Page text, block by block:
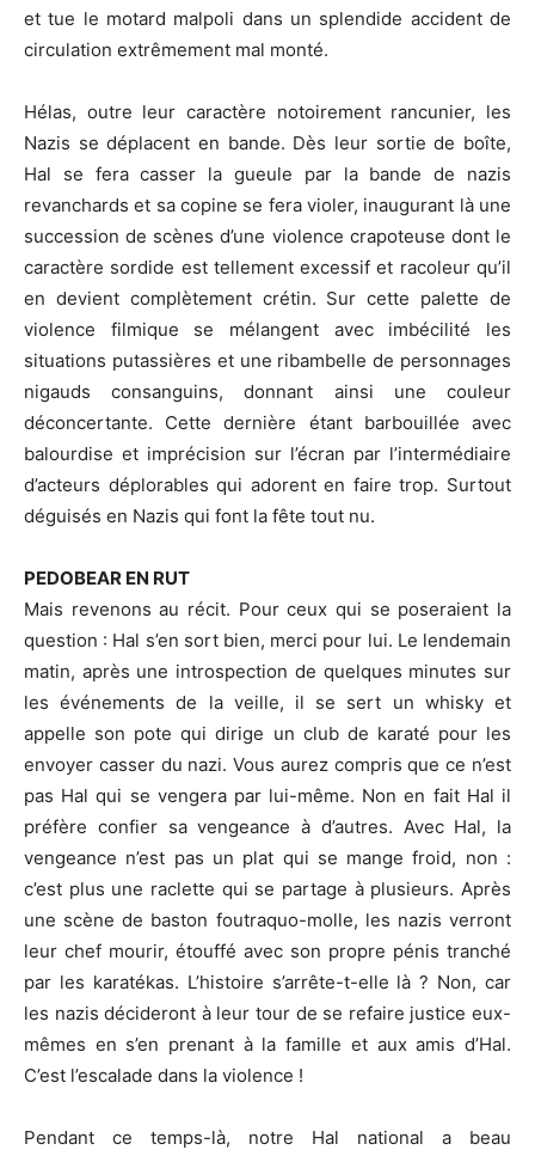
et tue le motard malpoli dans un splendide accident de
circulation extrêmement mal monté.
Hélas, outre leur caractère notoirement rancunier, les
Nazis se déplacent en bande. Dès leur sortie de boîte,
Hal se fera casser la gueule par la bande de nazis
revanchards et sa copine se fera violer, inaugurant là une
succession de scènes d’une violence crapoteuse dont le
caractère sordide est tellement excessif et racoleur qu’il
en devient complètement crétin. Sur cette palette de
violence filmique se mélangent avec imbécilité les
situations putassières et une ribambelle de personnages
nigauds consanguins, donnant ainsi une couleur
déconcertante. Cette dernière étant barbouillée avec
balourdise et imprécision sur l’écran par l’intermédiaire
d’acteurs déplorables qui adorent en faire trop. Surtout
déguisés en Nazis qui font la fête tout nu.
PEDOBEAR EN RUT
Mais revenons au récit. Pour ceux qui se poseraient la
question : Hal s’en sort bien, merci pour lui. Le lendemain
matin, après une introspection de quelques minutes sur
les événements de la veille, il se sert un whisky et
appelle son pote qui dirige un club de karaté pour les
envoyer casser du nazi. Vous aurez compris que ce n’est
pas Hal qui se vengera par lui-même. Non en fait Hal il
préfère confier sa vengeance à d’autres. Avec Hal, la
vengeance n’est pas un plat qui se mange froid, non :
c’est plus une raclette qui se partage à plusieurs. Après
une scène de baston foutraquo-molle, les nazis verront
leur chef mourir, étouffé avec son propre pénis tranché
par les karatékas. L’histoire s’arrête-t-elle là ? Non, car
les nazis décideront à leur tour de se refaire justice eux-
mêmes en s’en prenant à la famille et aux amis d’Hal.
C’est l’escalade dans la violence !
Pendant ce temps-là, notre Hal national a beau